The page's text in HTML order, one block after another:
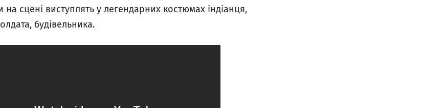
на сцені виступлять у легендарних костюмах індіанця,
будівельника.